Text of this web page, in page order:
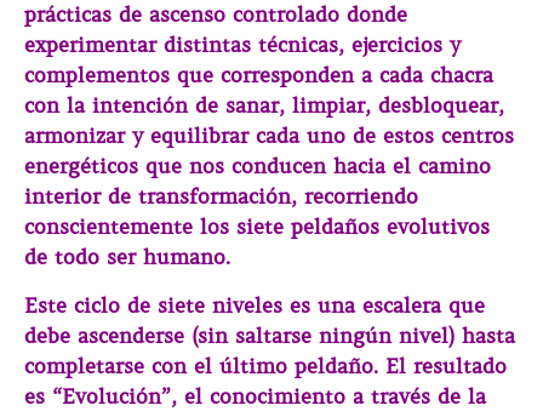
prácticas de ascenso controlado donde
experimentar distintas técnicas, ejercicios y
complementos que corresponden a cada chacra
con la intención de sanar, limpiar, desbloquear,
armonizar y equilibrar cada uno de estos centros
energéticos que nos conducen hacia el camino
interior de transformación, recorriendo
conscientemente los siete peldaños evolutivos
de todo ser humano.
Este ciclo de siete niveles es una escalera que
debe ascenderse (sin saltarse ningún nivel) hasta
completarse con el último peldaño. El resultado
es “Evolución”, el conocimiento a través de la